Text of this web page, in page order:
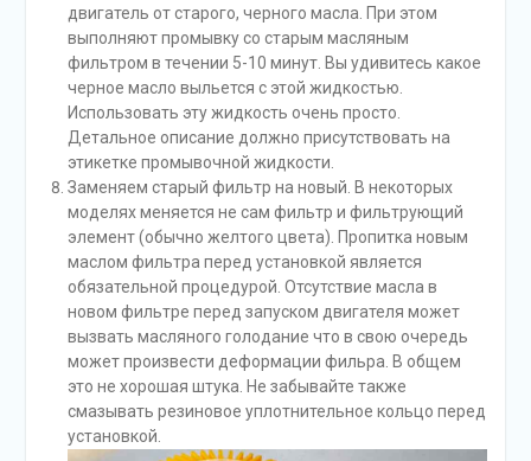
двигатель от старого, черного масла. При этом
выполняют промывку со старым масляным
фильтром в течении 5-10 минут. Вы удивитесь какое
черное масло выльется с этой жидкостью.
Использовать эту жидкость очень просто.
Детальное описание должно присутствовать на
этикетке промывочной жидкости.
Заменяем старый фильтр на новый. В некоторых
моделях меняется не сам фильтр и фильтрующий
элемент (обычно желтого цвета). Пропитка новым
маслом фильтра перед установкой является
обязательной процедурой. Отсутствие масла в
новом фильтре перед запуском двигателя может
вызвать масляного голодание что в свою очередь
может произвести деформации фильра. В общем
это не хорошая штука. Не забывайте также
смазывать резиновое уплотнительное кольцо перед
установкой.